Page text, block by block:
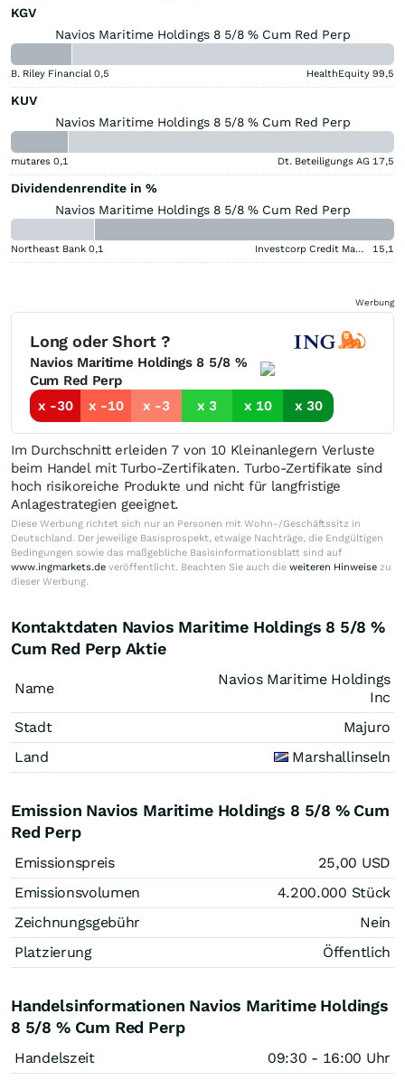
KGV
Navios Maritime Holdings 8 5/8 % Cum Red Perp
B. Riley Financial 0,5 HealthEquity 99,5
KUV
Navios Maritime Holdings 8 5/8 % Cum Red Perp
mutares 0,1 Dt. Beteiligungs AG 17,5
Dividendenrendite in %
Navios Maritime Holdings 8 5/8 % Cum Red Perp
Northeast Bank 0,1 Investcorp Credit Management BDC 15,1
Werbung
Long oder Short ?
Navios Maritime Holdings 8 5/8 %
Cum Red Perp
x -30
x -10 x -3 x 3 x 10 x 30
Im Durchschnitt erleiden 7 von 10 Kleinanlegern Verluste
beim Handel mit Turbo-Zertifikaten. Turbo-Zertifikate sind
hoch risikoreiche Produkte und nicht für langfristige
Anlagestrategien geeignet.
Diese Werbung richtet sich nur an Personen mit Wohn-/Geschäftssitz in
Deutschland. Der jeweilige Basisprospekt, etwaige Nachträge, die Endgültigen
Bedingungen sowie das maßgebliche Basisinformationsblatt sind auf
www.ingmarkets.de veröffentlicht. Beachten Sie auch die weiteren Hinweise zu
dieser Werbung.
Kontaktdaten Navios Maritime Holdings 8 5/8 %
Cum Red Perp Aktie
Name
Navios Maritime Holdings
Inc
Stadt
Majuro
Land
Marshallinseln
Emission Navios Maritime Holdings 8 5/8 % Cum
Red Perp
Emissionspreis 25,00 USD
Emissionsvolumen
4.200.000 Stück
Zeichnungsgebühr
Nein
Platzierung
Öffentlich
Handelsinformationen Navios Maritime Holdings
8 5/8 % Cum Red Perp
Handelszeit
09:30 - 16:00 Uhr